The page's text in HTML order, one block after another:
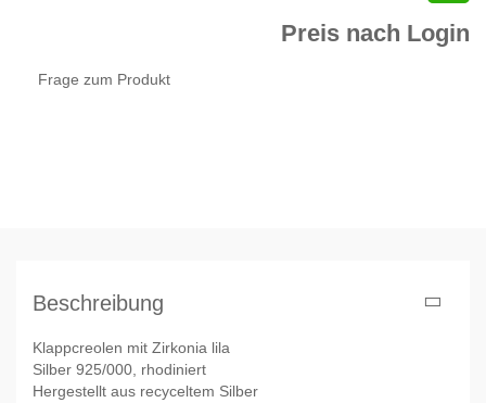
Preis nach Login
Frage zum Produkt
Beschreibung
Klappcreolen mit Zirkonia lila
Silber 925/000, rhodiniert
Hergestellt aus recyceltem Silber